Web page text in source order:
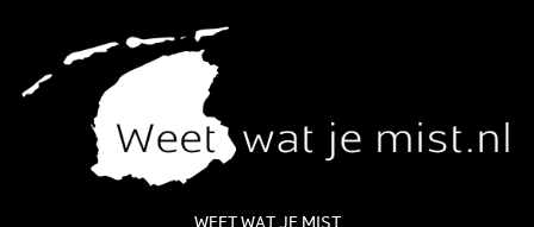
WEET WAT JE MIST